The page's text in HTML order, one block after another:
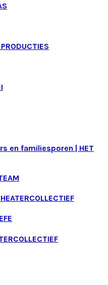
en familiesporen | HET